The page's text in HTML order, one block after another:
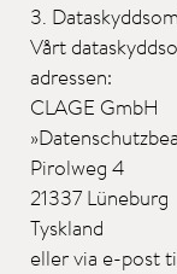
3.
Vårt
adressen:
CLAGE GmbH
Pirolweg 4
21337 Lüneburg
Tyskland
eller via e-post